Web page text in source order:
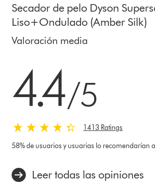
Secador de pelo Dyson
Liso+Ondulado (Amber Silk)
Valoración media
4.4/5
1413 Ratings
58% de usuarios y usuarias lo recomendarían
Leer todas las opiniones